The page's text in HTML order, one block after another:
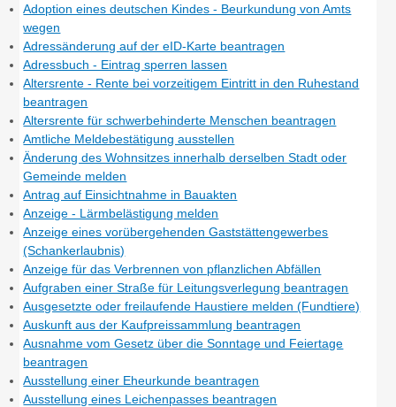
Adoption eines deutschen Kindes - Beurkundung von Amts
wegen
Adressänderung auf der eID-Karte beantragen
Adressbuch - Eintrag sperren lassen
Altersrente - Rente bei vorzeitigem Eintritt in den Ruhestand
beantragen
Altersrente für schwerbehinderte Menschen beantragen
Amtliche Meldebestätigung ausstellen
Änderung des Wohnsitzes innerhalb derselben Stadt oder
Gemeinde melden
Antrag auf Einsichtnahme in Bauakten
Anzeige - Lärmbelästigung melden
Anzeige eines vorübergehenden Gaststättengewerbes
(Schankerlaubnis)
Anzeige für das Verbrennen von pflanzlichen Abfällen
Aufgraben einer Straße für Leitungsverlegung beantragen
Ausgesetzte oder freilaufende Haustiere melden (Fundtiere)
Auskunft aus der Kaufpreissammlung beantragen
Ausnahme vom Gesetz über die Sonntage und Feiertage
beantragen
Ausstellung einer Eheurkunde beantragen
Ausstellung eines Leichenpasses beantragen